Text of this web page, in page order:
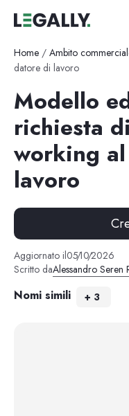
Home / Ambito
datore di lavoro
Modello
richiesta
working
lavoro
Aggiornato il05/10/2026
Scritto daAlessandro Seren
Nomi simili + 3